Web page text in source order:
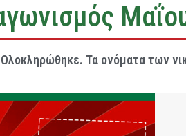
Ολοκληρώθηκε. Τα ονόματα των